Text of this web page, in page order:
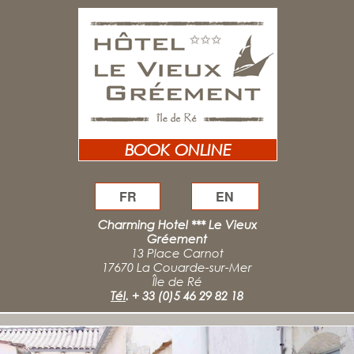
BOOK ONLINE
FR EN
Charming Hotel *** Le Vieux
Gréement
13 Place Carnot
17670 La Couarde-sur-Mer
Île de Ré
Tél. + 33 (0)5 46 29 82 18